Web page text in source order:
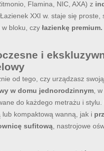
Flamina, NIC, AXA) z
XXI w. staje się
w bloku, czy łazienkę premium.
i
od tego, czy urządzasz swoją
w domu jednorodzinnym , w
do każdego metrażu i
lub kompaktową wanną, jak i
sufitową , nastrojowe